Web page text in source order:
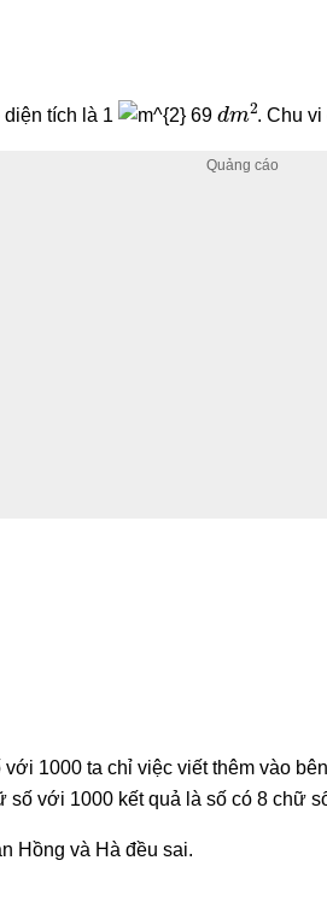
diện tích là 1 69
d 2
. Chu
1000 ta chỉ việc viết thêm vào
số với 1000 kết quả là số có 8 chữ
Hồng và Hà đều sai.